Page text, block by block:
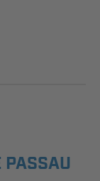
PASSAU